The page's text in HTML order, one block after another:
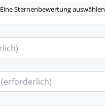
Eine Sternenbewertung auswählen